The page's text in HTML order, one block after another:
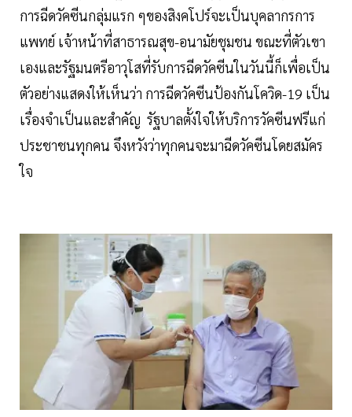
การฉีดวัคซีนกลุ่มแรก ๆของสิงคโปร์จะเป็นบุคลากรการ
แพทย์ เจ้าหน้าที่สาธารณสุข-อนามัยชุมชน ขณะที่ตัวเขา
เองและรัฐมนตรีอาวุโสที่รับการฉีดวัคซีนในวันนี้ก็เพื่อเป็น
ตัวอย่างแสดงให้เห็นว่า การฉีดวัคซีนป้องกันโควิด-19 เป็น
เรื่องจำเป็นและสำคัญ รัฐบาลตั้งใจให้บริการวัคซีนฟรีแก่
ประชาชนทุกคน จึงหวังว่าทุกคนจะมาฉีดวัคซีนโดยสมัคร
ใจ